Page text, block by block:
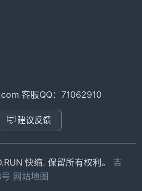
客服QQ：71062910
建议反馈
快缩. 保留所有权利。 吉
网站地图